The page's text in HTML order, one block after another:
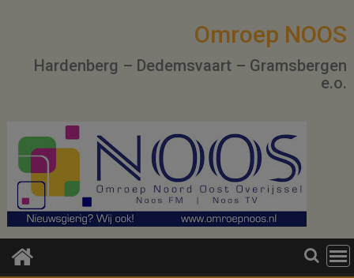
Omroep NOOS
Hardenberg – Dedemsvaart – Gramsbergen
e.o.